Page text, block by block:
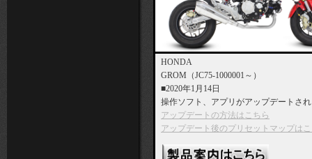
HONDA
GROM（JC75-1000001～）
■2020年1月14日
操作ソフト、アプリがアップデートさ
アップデートの方法はこちら
アップデート後のプリセットマップは